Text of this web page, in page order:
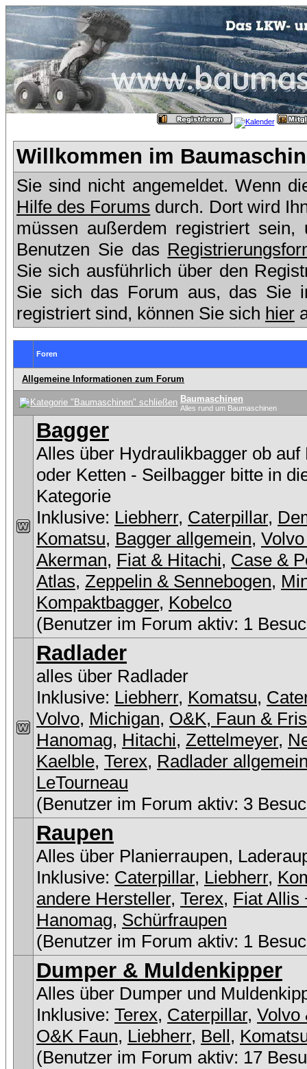
Willkommen im
Sie sind nicht angemeldet. Wenn
Hilfe des Forums durch. Dort wird
müssen außerdem registriert
Benutzen Sie das
Sie sich ausführlich über den
Sie sich das Forum aus, das Sie
registriert sind, können Sie sich hier
Foren
Allgemeine Informationen zum Forum
Baumaschinen
Alles rund um Baumaschinen
Bagger
Alles über Hydraulikbagger ob auf
oder Ketten - Seilbagger bitte in
Kategorie
Inklusive: Liebherr, Caterpillar,
Komatsu, Bagger allgemein,
Akerman, Fiat & Hitachi, Case &
Atlas, Zeppelin & Sennebogen,
Kompaktbagger, Kobelco
(Benutzer im Forum aktiv: 1
Radlader
alles über Radlader
Inklusive: Liebherr, Komatsu,
Volvo, Michigan, O&K, Faun &
Hanomag, Hitachi, Zettelmeyer,
Kaelble, Terex, Radlader
LeTourneau
(Benutzer im Forum aktiv: 3
Raupen
Alles über Planierraupen,
Inklusive: Caterpillar, Liebherr,
andere Hersteller, Terex, Fiat Allis
Hanomag, Schürfraupen
(Benutzer im Forum aktiv: 1
Dumper & Muldenkipper
Alles über Dumper und
Inklusive: Terex, Caterpillar, Volvo
O&K Faun, Liebherr, Bell,
(Benutzer im Forum aktiv: 17